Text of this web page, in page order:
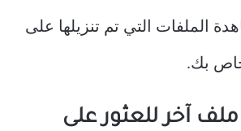
الملفات التي تم تنزيلها على
ملف آخر للعثور على